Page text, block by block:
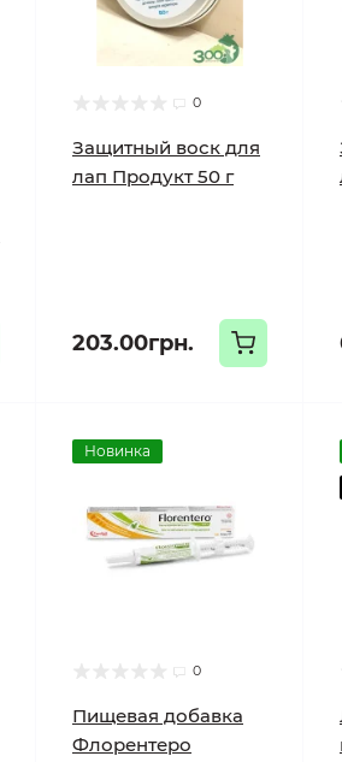
0
Защитный воск для
лап Продукт 50 г
203.00грн.
Новинка
0
Пищевая добавка
Флорентеро